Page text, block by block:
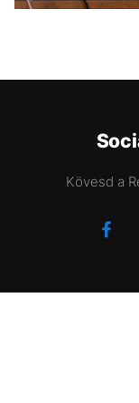
Kövesd a